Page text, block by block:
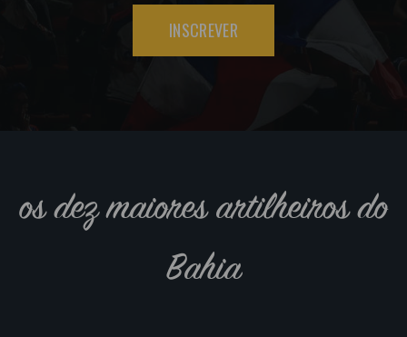
INSCREVER
os dez maiores artilheiros do
Bahia